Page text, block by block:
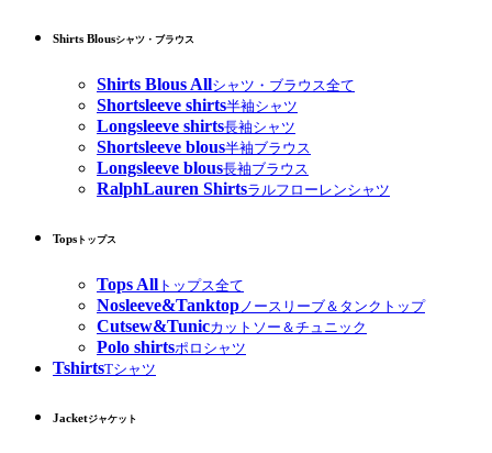
Shirts Blousシャツ・ブラウス
Shirts Blous Allシャツ・ブラウス全て
Shortsleeve shirts半袖シャツ
Longsleeve shirts長袖シャツ
Shortsleeve blous半袖ブラウス
Longsleeve blous長袖ブラウス
RalphLauren Shirtsラルフローレンシャツ
Tops トップス
Tops All トップス全て
Nosleeve&Tanktopノースリーブ＆タンクトップ
Cutsew&Tunicカットソー＆チュニック
Polo shirtsポロシャツ
TshirtsTシャツ
Jacketジャケット